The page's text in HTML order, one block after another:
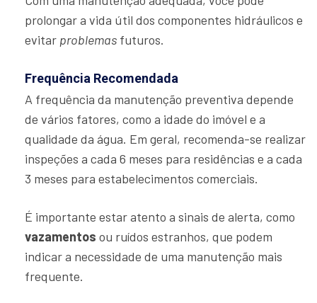
prolongar a vida útil dos componentes hidráulicos e
evitar problemas futuros.
Frequência Recomendada
A frequência da manutenção preventiva depende
de vários fatores, como a idade do imóvel e a
qualidade da água. Em geral, recomenda-se realizar
inspeções a cada 6 meses para residências e a cada
3 meses para estabelecimentos comerciais.
É importante estar atento a sinais de alerta, como
vazamentos ou ruídos estranhos, que podem
indicar a necessidade de uma manutenção mais
frequente.